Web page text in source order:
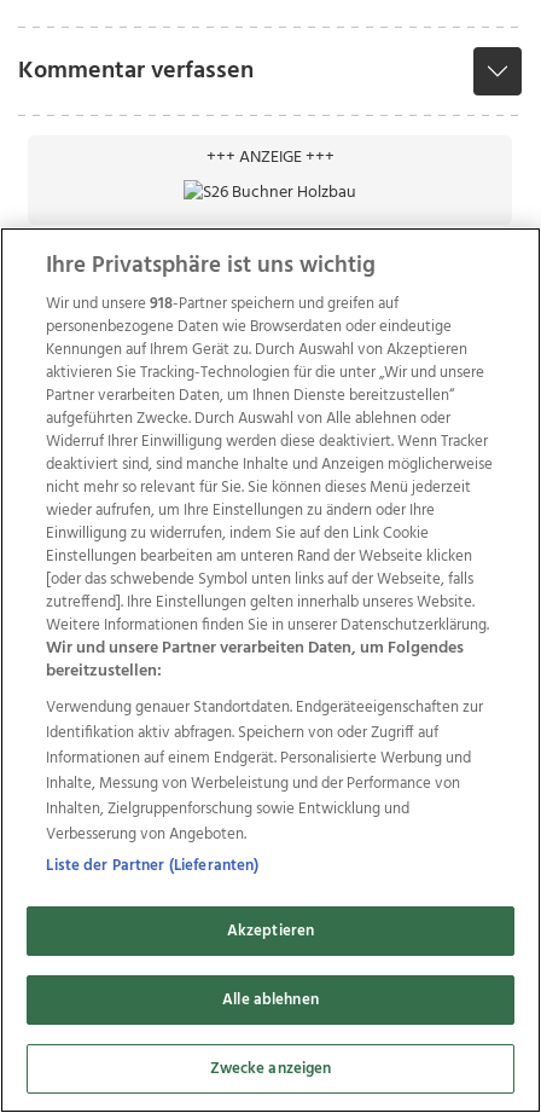
Kommentar verfassen
+++ ANZEIGE +++
Wir über uns Mediadaten Kontakt
Jobs
Datenschutz
Impressum
AGB Anzeigekunden
AGB Website
Ehrenkodex Politische Werbung
Weitere Angebote des Medienhauses Wimmer
TV1 di-mog-i.at OÖNow
Ischler Woche
Life Radio
OÖNachrichten
OÖN Immobilien
OÖN Karriere
OÖN Reise
Promenaden Galerien
Regionaljobs
wasistlos.at wirtrauern.at
Copyrights © 2026 Tips Zeitungs GmbH & Co KG
developed by
Ihre Privatsphäre ist uns wichtig
Wir und unsere918-Partner speichern und greifen auf
personenbezogene Daten wie Browserdaten oder eindeutige
Kennungen auf Ihrem Gerät zu. Durch Auswahl von Akzeptieren
aktivieren Sie Tracking-Technologien für die unter „Wir und unsere
Partner verarbeiten Daten, um Ihnen Dienste bereitzustellen“
aufgeführten Zwecke. Durch Auswahl von Alle ablehnen oder
Widerruf Ihrer Einwilligung werden diese deaktiviert. Wenn Tracker
deaktiviert sind, sind manche Inhalte und Anzeigen möglicherweise
nicht mehr so relevant für Sie. Sie können dieses Menü jederzeit
wieder aufrufen, um Ihre Einstellungen zu ändern oder Ihre
Einwilligung zu widerrufen, indem Sie auf den Link Cookie
Einstellungen bearbeiten am unteren Rand der Webseite klicken
[oder das schwebende Symbol unten links auf der Webseite, falls
zutreffend]. Ihre Einstellungen gelten innerhalb unseres Website.
Weitere Informationen finden Sie in unserer Datenschutzerklärung.
Wir und unsere Partner verarbeiten Daten, um Folgendes
bereitzustellen:
Verwendung genauer Standortdaten. Endgeräteeigenschaften zur
Identifikation aktiv abfragen. Speichern von oder Zugriff auf
Informationen auf einem Endgerät. Personalisierte Werbung und
Inhalte, Messung von Werbeleistung und der Performance von
Inhalten, Zielgruppenforschung sowie Entwicklung und
Verbesserung von Angeboten.
Liste der Partner (Lieferanten)
Akzeptieren
Alle ablehnen
Zwecke anzeigen